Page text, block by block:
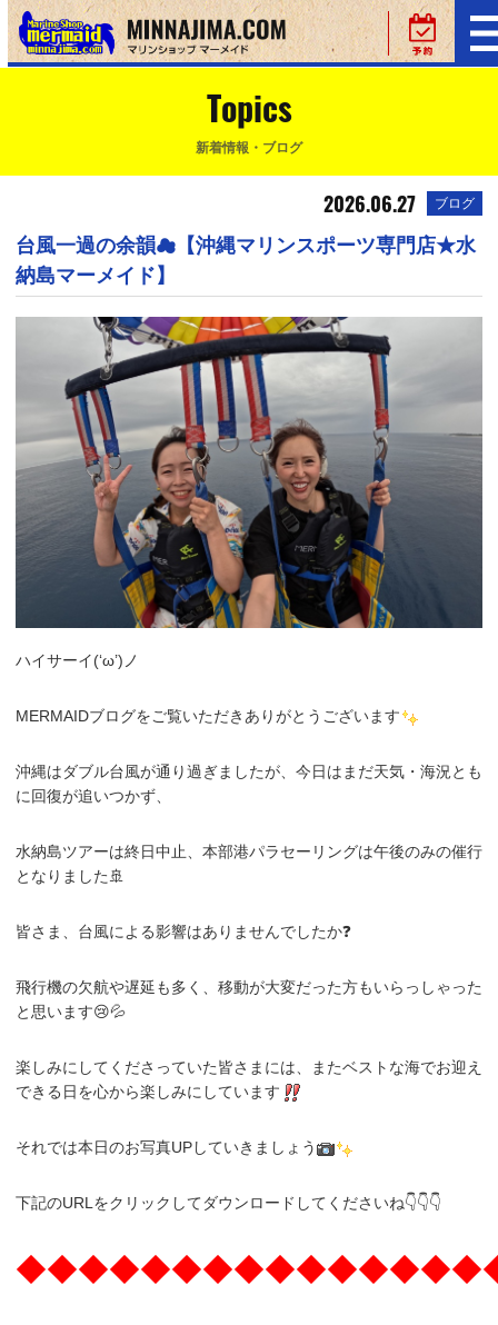
Topics
新着情報・ブログ
2026.06.27 ブログ
台風一過の余韻☁【沖縄マリンスポーツ専門店★水
納島マーメイド】
ハイサーイ(‘ω’)ノ
MERMAIDブログをご覧いただきありがとうございます
沖縄はダブル台風が通り過ぎましたが、今日はまだ天気・海況とも
に回復が追いつかず、
水納島ツアーは終日中止、本部港パラセーリングは午後のみの催行
となりました🚢
皆さま、台風による影響はありませんでしたか❓
飛行機の欠航や遅延も多く、移動が大変だった方もいらっしゃった
と思います😢💦
楽しみにしてくださっていた皆さまには、またベストな海でお迎え
できる日を心から楽しみにしています
それでは本日のお写真UPしていきましょう
下記のURLをクリックしてダウンロードしてくださいね👇👇👇